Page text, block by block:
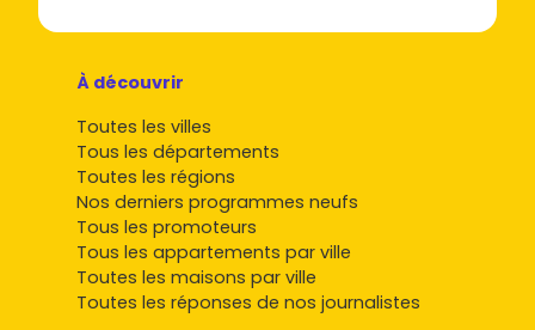
À découvrir
Toutes les villes
Tous les départements
Toutes les régions
Nos derniers programmes neufs
Tous les promoteurs
Tous les appartements par ville
Toutes les maisons par ville
Toutes les réponses de nos journalistes